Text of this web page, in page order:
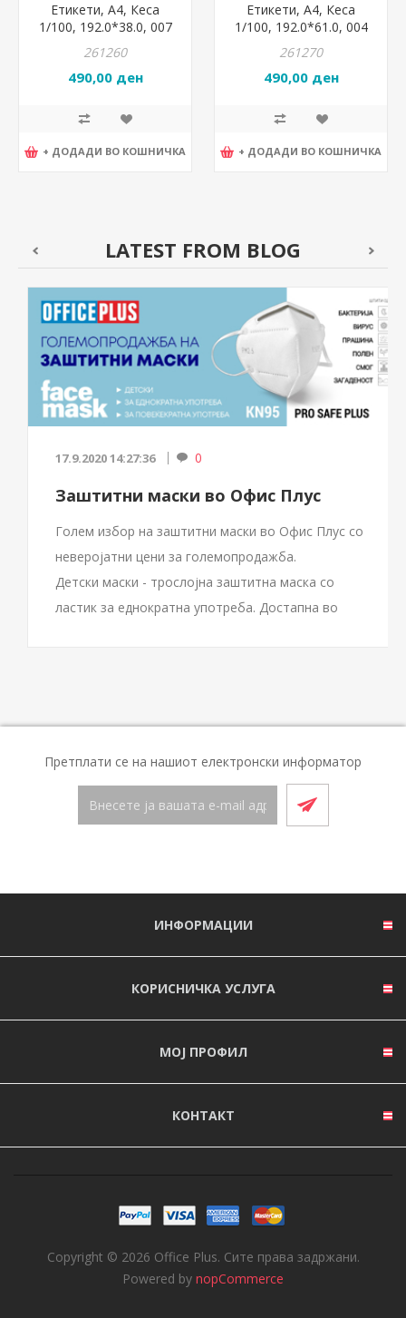
Етикети, А4, Кеса
1/100, 192.0*38.0, 007
на страна, Intercomo
007-1, Бела,Регист
261260
490,00 ден
+ ДОДАДИ ВО КОШНИЧКА
Етикети, А4, Кеса
1/100, 192.0*61.0, 004
на страна, Intercomo
004-2, Бела,Регист
261270
490,00 ден
+ ДОДАДИ ВО КОШНИЧКА
LATEST FROM BLOG
17.9.2020 14:27:36 0
Заштитни маски во Офис Плус
Голем избор на заштитни маски во Офис Плус со
неверојатни цени за големопродажба.
Детски маски - трослојна заштитна маска со
ластик за еднократна употреба. Достапна во
Претплати се на нашиот електронски информатор
ИНФОРМАЦИИ
КОРИСНИЧКА УСЛУГА
МОЈ ПРОФИЛ
КОНТАКТ
Copyright © 2026 Office Plus. Сите права задржани.
Powered by nopCommerce